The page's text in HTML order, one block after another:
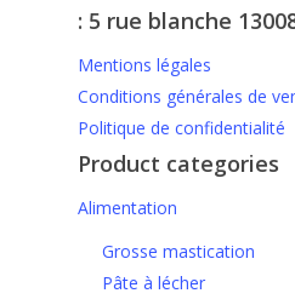
: 5 rue blanche
Mentions légales
Conditions générales de
Politique de confidentialité
Product categories
Alimentation
Grosse mastication
Pâte à lécher